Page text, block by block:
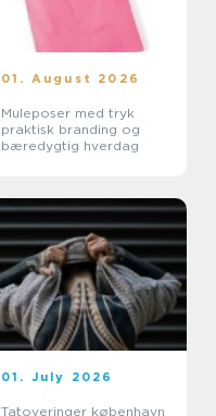
01. August 2026
Muleposer med tryk
praktisk branding og
bæredygtig hverdag
01. July 2026
Tatoveringer københavn